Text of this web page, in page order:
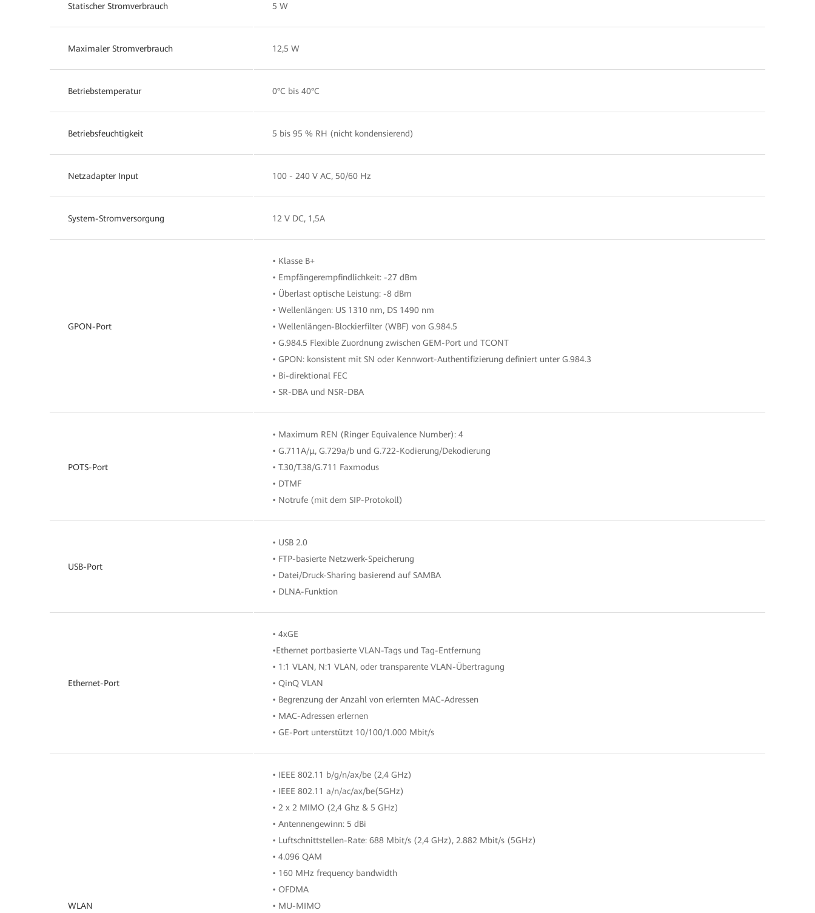
Statischer Stromverbrauch 5 W
Maximaler Stromverbrauch 12,5 W
Betriebstemperatur 0°C bis 40°C
Betriebsfeuchtigkeit 5 bis 95 % RH (nicht kondensierend)
Netzadapter Input 100 - 240 V AC, 50/60 Hz
System-Stromversorgung 12 V DC, 1,5A
GPON-Port
• Klasse B+
• Empfängerempfindlichkeit: -27 dBm
• Überlast optische Leistung: -8 dBm
• Wellenlängen: US 1310 nm, DS 1490 nm
• Wellenlängen-Blockierfilter (WBF) von G.984.5
• G.984.5 Flexible Zuordnung zwischen GEM-Port und TCONT
• GPON: konsistent mit SN oder Kennwort-Authentifizierung definiert unter G.984.3
• Bi-direktional FEC
• SR-DBA und NSR-DBA
POTS-Port
• Maximum REN (Ringer Equivalence Number): 4
• G.711A/μ, G.729a/b und G.722-Kodierung/Dekodierung
• T.30/T.38/G.711 Faxmodus
• DTMF
• Notrufe (mit dem SIP-Protokoll)
USB-Port
• USB 2.0
• FTP-basierte Netzwerk-Speicherung
• Datei/Druck-Sharing basierend auf SAMBA
• DLNA-Funktion
Ethernet-Port
• 4xGE
•Ethernet portbasierte VLAN-Tags und Tag-Entfernung
• 1:1 VLAN, N:1 VLAN, oder transparente VLAN-Übertragung
• QinQ VLAN
• Begrenzung der Anzahl von erlernten MAC-Adressen
• MAC-Adressen erlernen
• GE-Port unterstützt 10/100/1.000 Mbit/s
WLAN
• IEEE 802.11 b/g/n/ax/be (2,4 GHz)
• IEEE 802.11 a/n/ac/ax/be(5GHz)
• 2 x 2 MIMO (2,4 Ghz & 5 GHz)
• Antennengewinn: 5 dBi
• Luftschnittstellen-Rate: 688 Mbit/s (2,4 GHz), 2.882 Mbit/s (5GHz)
• 4.096 QAM
• 160 MHz frequency bandwidth
• OFDMA
• MU-MIMO